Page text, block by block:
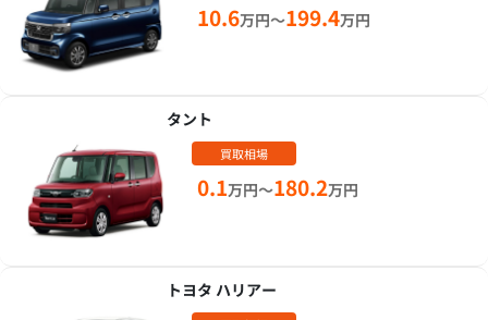
10.6万円～199.4万円
タント
買取相場
0.1万円～180.2万円
トヨタ ハリアー